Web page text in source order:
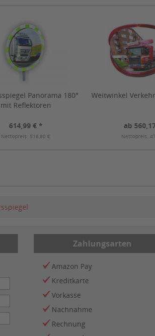
Panorama 180°
mit Reflektoren
614,99 € *
Nettopreis: 516,80 €
Weitwinkel
ab
Nettopreis:
Zahlungsarten
Amazon Pay
Kreditkarte
Vorkasse
Nachnahme
Rechnung